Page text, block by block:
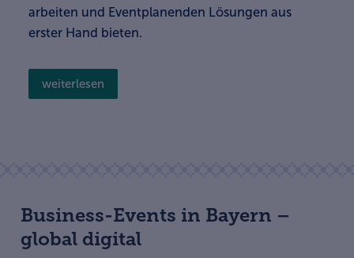
arbeiten und Eventplanenden Lösungen aus
erster Hand bieten.
weiterlesen
Business-Events in Bayern –
global digital